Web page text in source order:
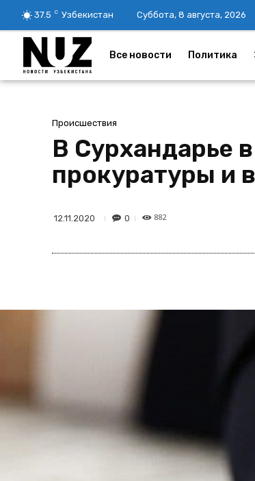
37.5 C Узбекистан Суббота, 8 августа, 2026
Все новости Политика
Происшествия
В Сурхандарье
прокуратуры и
12.11.2020 0 882